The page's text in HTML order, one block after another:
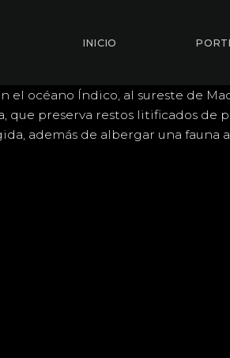
INICIO
el océano Índico, al sureste de
que preserva restos litificados de
además de albergar una fauna